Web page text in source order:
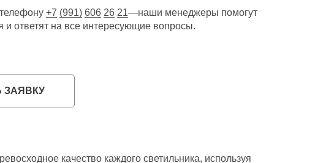
ЗАЯВКУ
+7 (991) 606 26 21—наши менеджеры помогут
и ответят на все интересующие вопросы.
качество каждого светильника, используя